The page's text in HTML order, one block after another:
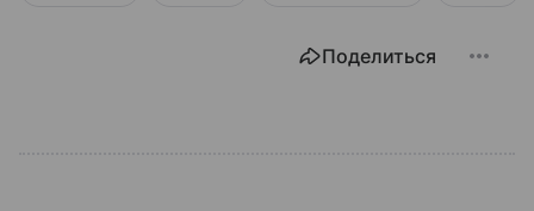
Поделиться